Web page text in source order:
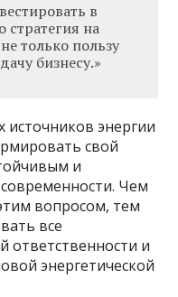
в
стратегия на
только пользу
бизнесу.»
энергии
свой
и
Чем
вопросом, тем
все
ответственности и
энергетической